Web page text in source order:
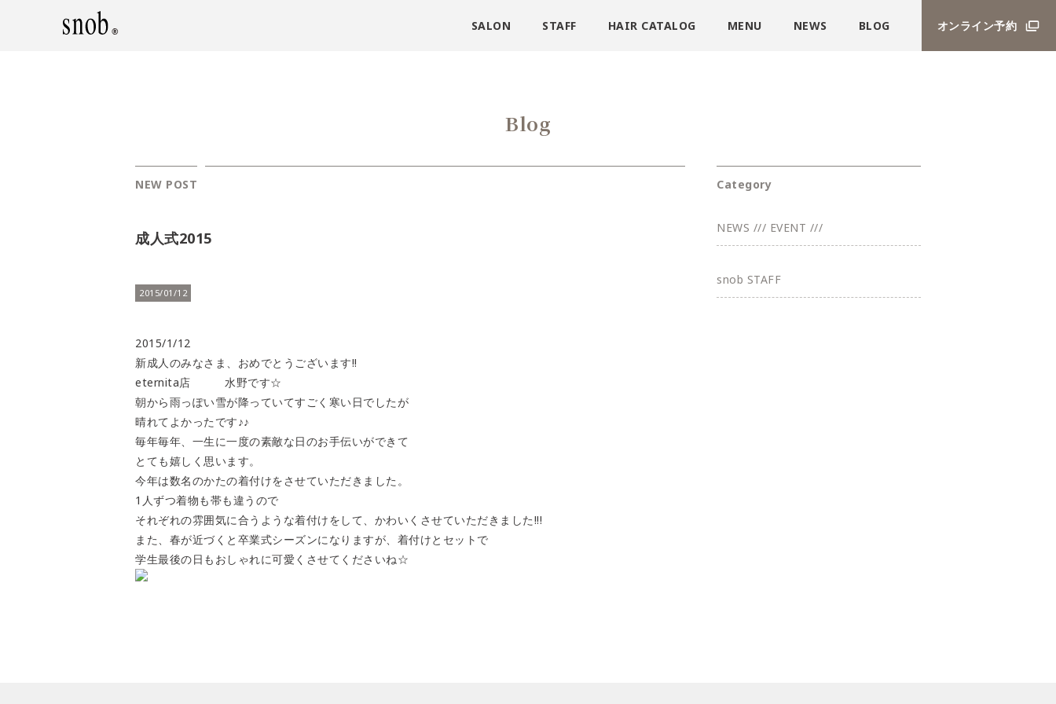
SALON STAFF HAIR CATALOG MENU NEWS BLOG オンライン予約
Blog
NEW POST
成人式2015
2015/01/12
2015/1/12
新成人のみなさま、おめでとうございます!!
eternita店 水野です☆
朝から雨っぽい雪が降っていてすごく寒い日でしたが
晴れてよかったです♪♪
毎年毎年、一生に一度の素敵な日のお手伝いができて
とても嬉しく思います。
今年は数名のかたの着付けをさせていただきました。
1人ずつ着物も帯も違うので
それぞれの雰囲気に合うような着付けをして、かわいくさせていただきました!!!
また、春が近づくと卒業式シーズンになりますが、着付けとセットで
学生最後の日もおしゃれに可愛くさせてくださいね☆
Category
NEWS /// EVENT ///
snob STAFF